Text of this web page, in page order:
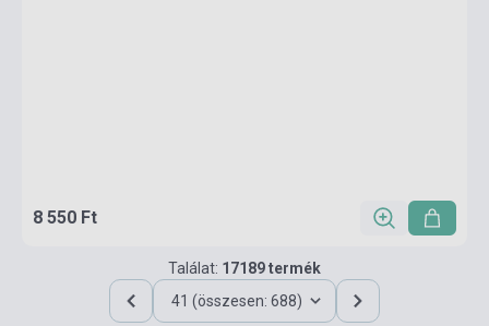
8 550 Ft
Találat: 17189 termék
41 (összesen: 688)